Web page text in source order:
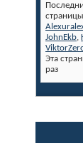
JohnEkb,
Эта
раз